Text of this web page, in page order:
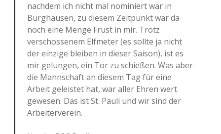
nachdem ich nicht mal nominiert war in
Burghausen, zu diesem Zeitpunkt war da
noch eine Menge Frust in mir. Trotz
verschossenem Elfmeter (es sollte ja nicht
der einzige bleiben in dieser Saison), ist es
mir gelungen, ein Tor zu schießen. Was aber
die Mannschaft an diesem Tag für eine
Arbeit geleistet hat, war aller Ehren wert
gewesen. Das ist St. Pauli und wir sind der
Arbeiterverein.